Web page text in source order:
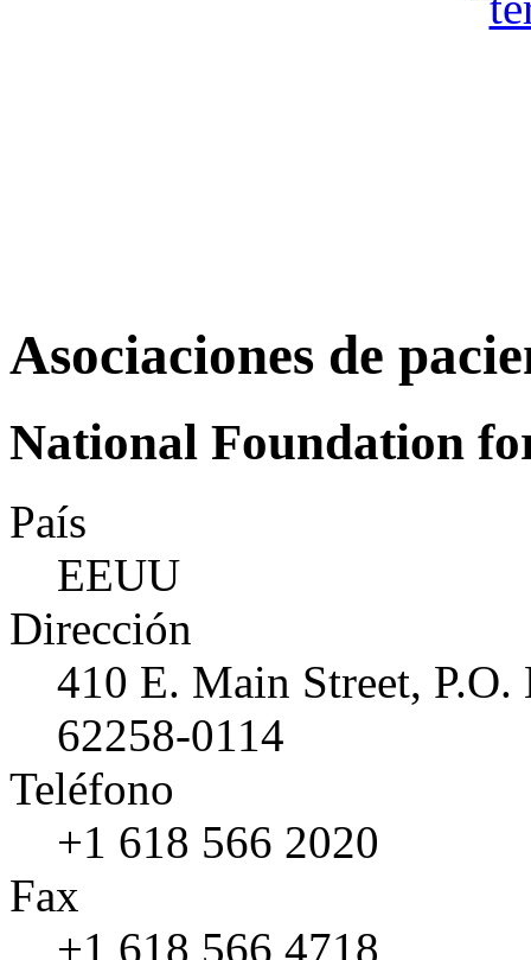
Asociaciones de
National Foundation
País
EEUU
Dirección
410 E. Main Street,
62258-0114
Teléfono
+1 618 566 2020
Fax
+1 618 566 4718